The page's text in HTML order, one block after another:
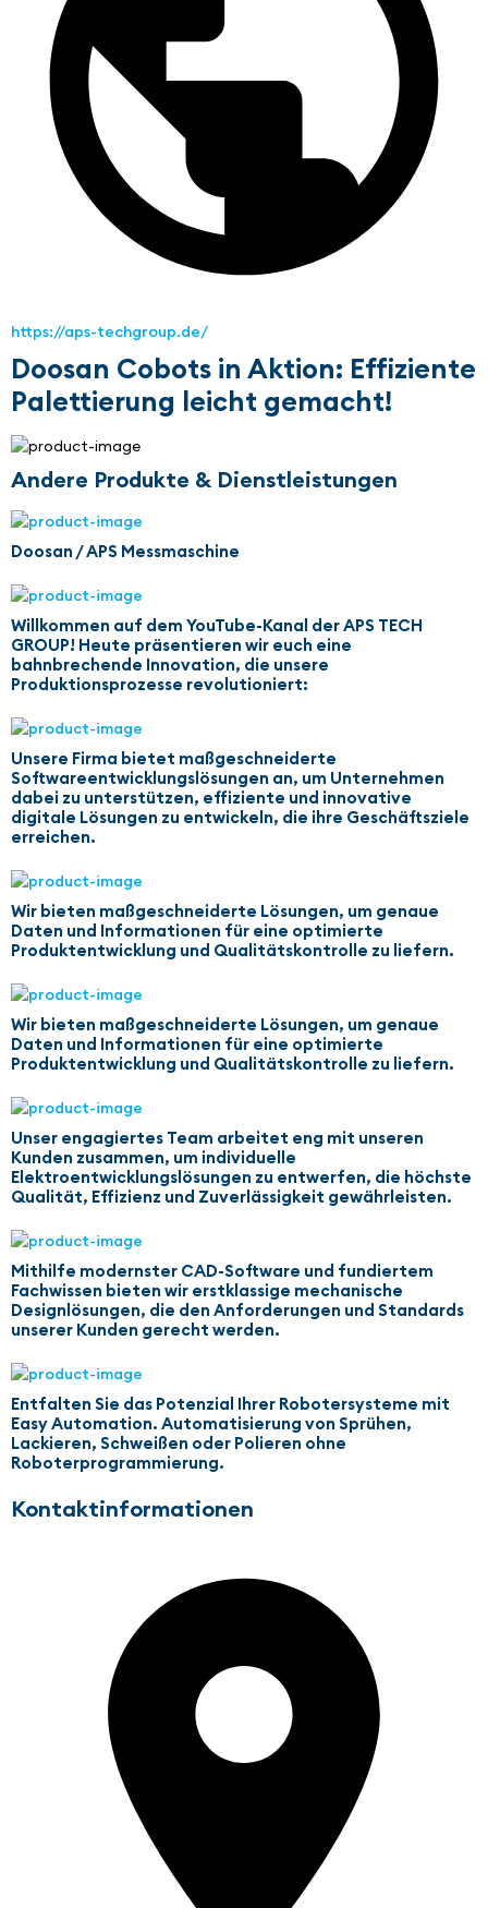
https://aps-techgroup.de/
Doosan Cobots in Aktion: Effiziente
Palettierung leicht gemacht!
Andere Produkte & Dienstleistungen
Doosan / APS Messmaschine
Willkommen auf dem YouTube-Kanal der APS TECH
GROUP! Heute präsentieren wir euch eine
bahnbrechende Innovation, die unsere
Produktionsprozesse revolutioniert:
Unsere Firma bietet maßgeschneiderte
Softwareentwicklungslösungen an, um Unternehmen
dabei zu unterstützen, effiziente und innovative
digitale Lösungen zu entwickeln, die ihre Geschäftsziele
erreichen.
Wir bieten maßgeschneiderte Lösungen, um genaue
Daten und Informationen für eine optimierte
Produktentwicklung und Qualitätskontrolle zu liefern.
Wir bieten maßgeschneiderte Lösungen, um genaue
Daten und Informationen für eine optimierte
Produktentwicklung und Qualitätskontrolle zu liefern.
Unser engagiertes Team arbeitet eng mit unseren
Kunden zusammen, um individuelle
Elektroentwicklungslösungen zu entwerfen, die höchste
Qualität, Effizienz und Zuverlässigkeit gewährleisten.
Mithilfe modernster CAD-Software und fundiertem
Fachwissen bieten wir erstklassige mechanische
Designlösungen, die den Anforderungen und Standards
unserer Kunden gerecht werden.
Entfalten Sie das Potenzial Ihrer Robotersysteme mit
Easy Automation. Automatisierung von Sprühen,
Lackieren, Schweißen oder Polieren ohne
Roboterprogrammierung.
Kontaktinformationen